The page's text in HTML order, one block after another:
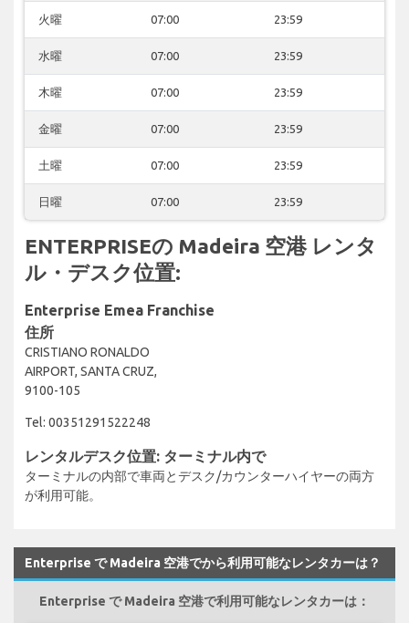
火曜 07:00 23:59
水曜 07:00 23:59
木曜 07:00 23:59
金曜 07:00 23:59
土曜 07:00 23:59
日曜 07:00 23:59
ENTERPRISEの Madeira 空港 レンタ
ル・デスク位置:
Enterprise Emea Franchise
住所
CRISTIANO RONALDO
AIRPORT, SANTA CRUZ,
9100-105
Tel: 00351291522248
レンタルデスク位置: ターミナル内で
ターミナルの内部で車両とデスク/カウンターハイヤーの両方
が利用可能。
Enterprise で Madeira 空港でから利用可能なレンタカーは？
Enterprise で Madeira 空港で利用可能なレンタカーは：